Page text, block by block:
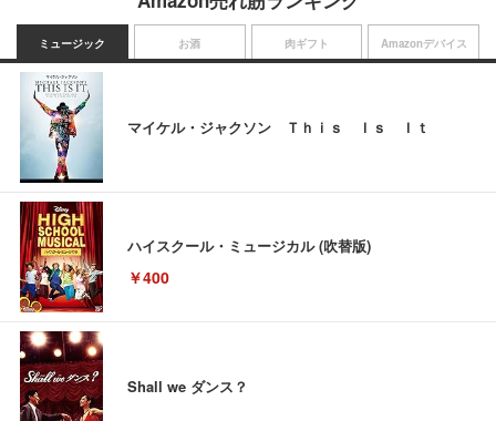
ミュージック
マイケル・ジャクソン Ｔｈｉｓ Ｉｓ Ｉｔ
ハイスクール・ミュージカル (吹替版)
￥400
Shall we ダンス？
お酒 肉ギフト Amazonデバイス